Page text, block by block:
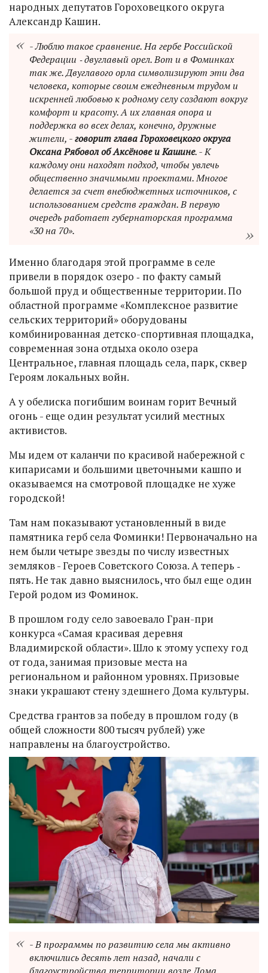
народных депутатов Гороховецкого округа
Александр Кашин.
- Люблю такое сравнение. На гербе Российской
Федерации ‑ двуглавый орел. Вот и в Фоминках
так же. Двуглавого орла символизируют эти два
человека, которые своим ежедневным трудом и
искренней любовью к родному селу создают вокруг
комфорт и красоту. А их главная опора и
поддержка во всех делах, конечно, дружные
жители, -говорит глава Гороховецкого округа
Оксана Рябовол об Аксёнове и Кашине. - К
каждому они находят подход, чтобы увлечь
общественно значимыми проектами. Многое
делается за счет внебюджетных источников, с
использованием средств граждан. В первую
очередь работает губернаторская программа
«30 на 70».
Именно благодаря этой программе в селе
привели в порядок озеро ‑ по факту самый
большой пруд и общественные территории. По
областной программе «Комплексное развитие
сельских территорий» оборудованы
комбинированная детско-спортивная площадка,
современная зона отдыха около озера
Центральное, главная площадь села, парк, сквер
Героям локальных войн.
А у обелиска погибшим воинам горит Вечный
огонь - еще один результат усилий местных
активистов.
Мы идем от каланчи по красивой набережной с
кипарисами и большими цветочными кашпо и
оказываемся на смотровой площадке не хуже
городской!
Там нам показывают установленный в виде
памятника герб села Фоминки! Первоначально на
нем были четыре звезды по числу известных
земляков - Героев Советского Союза. А теперь ‑
пять. Не так давно выяснилось, что был еще один
Герой родом из Фоминок.
В прошлом году село завоевало Гран-при
конкурса «Самая красивая деревня
Владимирской области». Шло к этому успеху год
от года, занимая призовые места на
региональном и районном уровнях. Призовые
знаки украшают стену здешнего Дома культуры.
Средства грантов за победу в прошлом году (в
общей сложности 800 тысяч рублей) уже
направлены на благоустройство.
- В программы по развитию села мы активно
включились десять лет назад, начали с